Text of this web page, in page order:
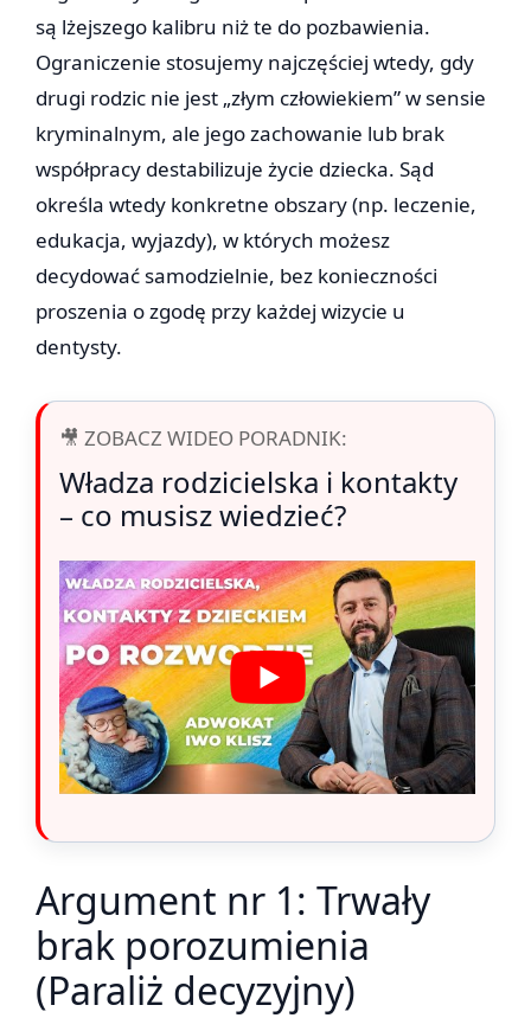
są lżejszego kalibru niż te do pozbawienia.
Ograniczenie stosujemy najczęściej wtedy, gdy
drugi rodzic nie jest „złym człowiekiem” w sensie
kryminalnym, ale jego zachowanie lub brak
współpracy destabilizuje życie dziecka. Sąd
określa wtedy konkretne obszary (np. leczenie,
edukacja, wyjazdy), w których możesz
decydować samodzielnie, bez konieczności
proszenia o zgodę przy każdej wizycie u
dentysty.
🎥 ZOBACZ WIDEO PORADNIK:
Władza rodzicielska i kontakty
– co musisz wiedzieć?
Argument nr 1: Trwały
brak porozumienia
(Paraliż decyzyjny)